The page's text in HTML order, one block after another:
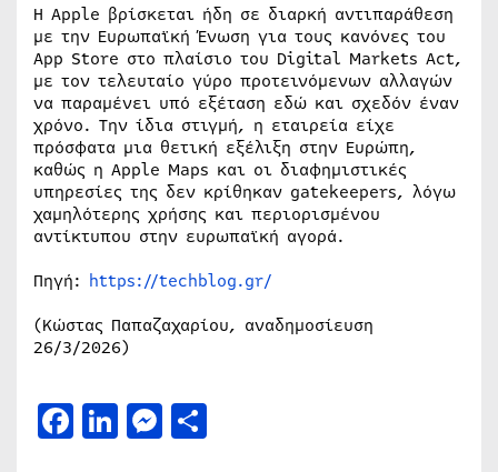
Η Apple βρίσκεται ήδη σε διαρκή αντιπαράθεση
με την Ευρωπαϊκή Ένωση για τους κανόνες του
App Store στο πλαίσιο του Digital Markets Act,
με τον τελευταίο γύρο προτεινόμενων αλλαγών
να παραμένει υπό εξέταση εδώ και σχεδόν έναν
χρόνο. Την ίδια στιγμή, η εταιρεία είχε
πρόσφατα μια θετική εξέλιξη στην Ευρώπη,
καθώς η Apple Maps και οι διαφημιστικές
υπηρεσίες της δεν κρίθηκαν gatekeepers, λόγω
χαμηλότερης χρήσης και περιορισμένου
αντίκτυπου στην ευρωπαϊκή αγορά.
Πηγή: https://techblog.gr/
(Κώστας Παπαζαχαρίου, αναδημοσίευση
26/3/2026)
Facebook
LinkedIn
Messenger